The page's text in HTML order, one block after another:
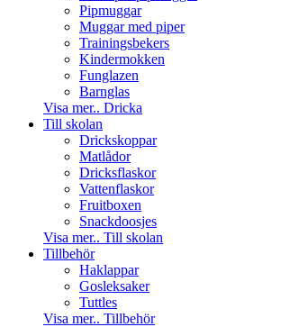
Pipmuggar
Muggar med piper
Trainingsbekers
Kindermokken
Funglazen
Barnglas
Visa mer.. Dricka
Till skolan
Drickskoppar
Matlådor
Dricksflaskor
Vattenflaskor
Fruitboxen
Snackdoosjes
Visa mer.. Till skolan
Tillbehör
Haklappar
Gosleksaker
Tuttles
Visa mer.. Tillbehör